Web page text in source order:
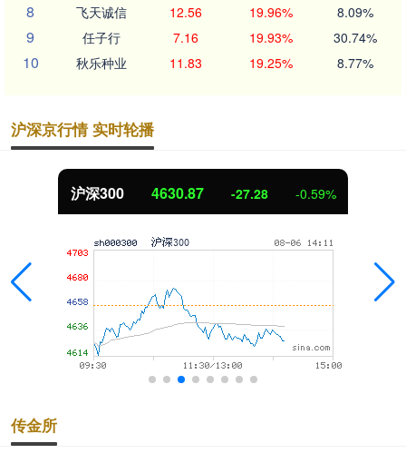
8 飞天诚信 12.56 19.96% 8.09%
9 任子行 7.16 19.93% 30.74%
10 秋乐种业 11.83 19.25% 8.77%
沪深京行情 实时轮播
-27.28 -0.59% 北证50
传金所